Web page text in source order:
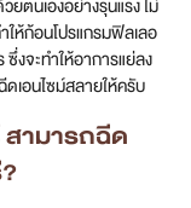
ตนเองอย่างรุนแรง ไม่
ห้ก้อนโปรแกรมฟิลเลอ
งจะทำให้อาการแย่ลง
เอนไซม์สลายให้ครับ
ามารถฉีด